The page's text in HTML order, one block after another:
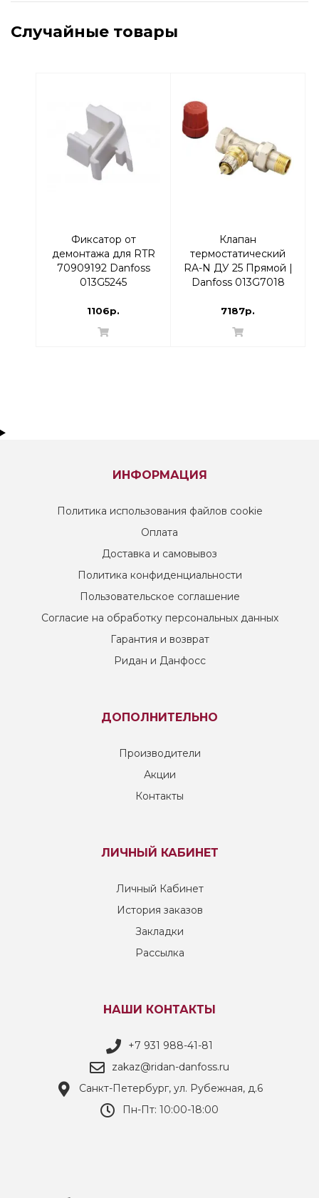
Случайные товары
Фиксатор от
демонтажа для RTR
70909192 Danfoss
013G5245
1106р.
Клапан
термостатический
RA-N ДУ 25 Прямой |
Danfoss 013G7018
7187р.
ИНФОРМАЦИЯ
Политика использования файлов cookie
Оплата
Доставка и самовывоз
Политика конфиденциальности
Пользовательское соглашение
Согласие на обработку персональных данных
Гарантия и возврат
Ридан и Данфосс
ДОПОЛНИТЕЛЬНО
Производители
Акции
Контакты
ЛИЧНЫЙ КАБИНЕТ
Личный Кабинет
История заказов
Закладки
Рассылка
НАШИ КОНТАКТЫ
+7 931 988-41-81
zakaz@ridan-danfoss.ru
Санкт-Петербург, ул. Рубежная, д.6
Пн-Пт: 10:00-18:00